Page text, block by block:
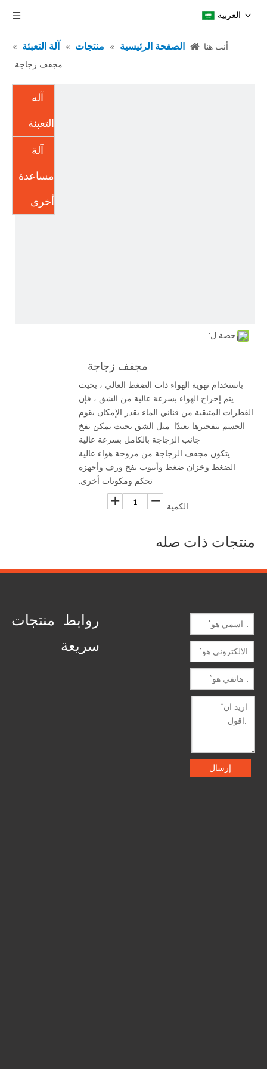
العربية
أنت هنا: الصفحة الرئيسية » منتجات » آلة التعبئة
»
مجفف زجاجة
آله
التعبئة
آلة
مساعدة
أخرى
حصة ل:
مجفف زجاجة
باستخدام تهوية الهواء ذات الضغط العالي ، بحيث
يتم إخراج الهواء بسرعة عالية من الشق ، فإن
القطرات المتبقية من قناني الماء بقدر الإمكان يقوم
الجسم بتفجيرها بعيدًا. ميل الشق بحيث يمكن نفخ
جانب الزجاجة بالكامل بسرعة عالية
يتكون مجفف الزجاجة من مروحة هواء عالية
الضغط وخزان ضغط وأنبوب نفخ ورف وأجهزة
تحكم ومكونات أخرى.
الكمية:
منتجات ذات صله
منتجات روابط
سريعة
إرسال